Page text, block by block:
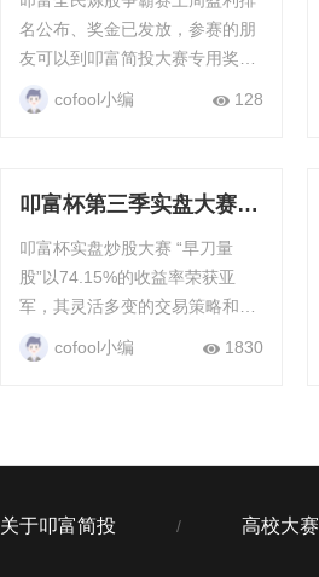
名公布、奖金已发放，参赛的朋
友可以到叩富简投大赛专用奖金
钱包查看，只要满20元就能直接
提现，每周每月都有现金奖励。
cofool小编 128
叩富杯第三季实盘大赛圆
满收官，冠军“530”以
78.2%收益率夺魁
叩富杯实盘炒股大赛 “早刀量
股”以74.15%的收益率荣获亚
军，其灵活多变的交易策略和持
续攀升的收益曲线引...
cofool小编 1830
关于叩富简投 / 高校大赛